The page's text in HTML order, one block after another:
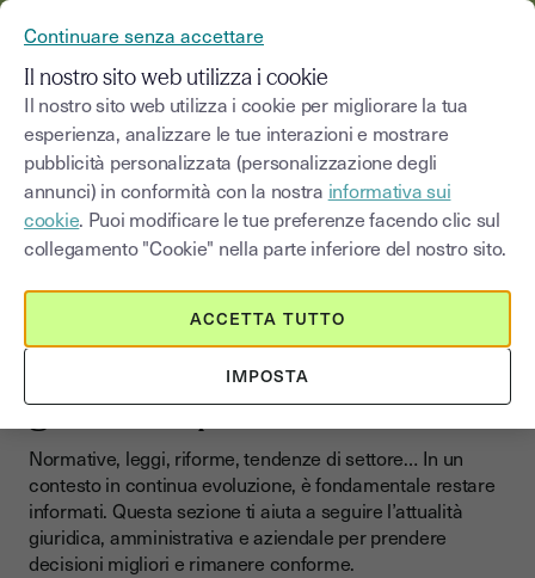
Blog|Novità e normative
Seleziona una categoria Saisissez un terme
Notizie e normative Rimani
aggiornato sugli sviluppi
giuridici e professionali
Normative, leggi, riforme, tendenze di settore… In un
contesto in continua evoluzione, è fondamentale restare
informati. Questa sezione ti aiuta a seguire l’attualità
giuridica, amministrativa e aziendale per prendere
decisioni migliori e rimanere conforme.
Continuare senza accettare
Il nostro sito web utilizza i cookie
Il nostro sito web utilizza i cookie per migliorare la tua
esperienza, analizzare le tue interazioni e mostrare
pubblicità personalizzata (personalizzazione degli
annunci) in conformità con la nostra informativa sui
cookie. Puoi modificare le tue preferenze facendo clic sul
collegamento "Cookie" nella parte inferiore del nostro sito.
IMPOSTA
ACCETTA TUTTO